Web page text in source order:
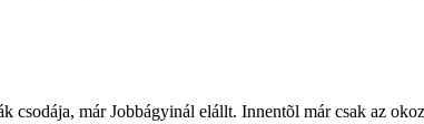
már Jobbágyinál elállt. Innentõl már csak az